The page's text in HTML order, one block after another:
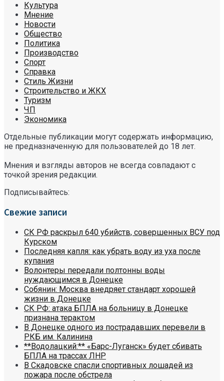
Культура
Мнение
Новости
Общество
Политика
Производство
Спорт
Справка
Стиль Жизни
Строительство и ЖКХ
Туризм
ЧП
Экономика
Отдельные публикации могут содержать информацию,
не предназначенную для пользователей до 18 лет.
Мнения и взгляды авторов не всегда совпадают с
точкой зрения редакции.
Подписывайтесь:
Свежие записи
СК РФ раскрыл 640 убийств, совершенных ВСУ под
Курском
Последняя капля: как убрать воду из уха после
купания
Волонтеры передали полтонны воды
нуждающимся в Донецке
Собянин: Москва внедряет стандарт хорошей
жизни в Донецке
СК РФ: атака БПЛА на больницу в Донецке
признана терактом
В Донецке одного из пострадавших перевели в
РКБ им. Калинина
**Водолацкий:** «Барс-Луганск» будет сбивать
БПЛА на трассах ЛНР
В Скадовске спасли спортивных лошадей из
пожара после обстрела